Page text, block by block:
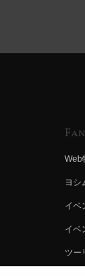
Web
ヨシ
イベ
イベ
ツー